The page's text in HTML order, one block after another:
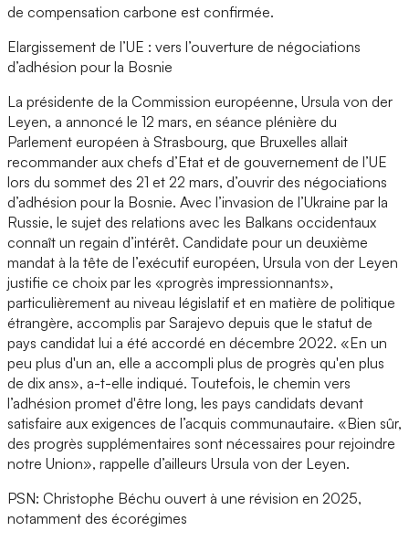
de compensation carbone est confirmée.
Elargissement de l’UE : vers l’ouverture de négociations
d’adhésion pour la Bosnie
La présidente de la Commission européenne, Ursula von der
Leyen, a annoncé le 12 mars, en séance plénière du
Parlement européen à Strasbourg, que Bruxelles allait
recommander aux chefs d’Etat et de gouvernement de l’UE
lors du sommet des 21 et 22 mars, d’ouvrir des négociations
d’adhésion pour la Bosnie. Avec l’invasion de l’Ukraine par la
Russie, le sujet des relations avec les Balkans occidentaux
connaît un regain d’intérêt. Candidate pour un deuxième
mandat à la tête de l’exécutif européen, Ursula von der Leyen
justifie ce choix par les «progrès impressionnants»,
particulièrement au niveau législatif et en matière de politique
étrangère, accomplis par Sarajevo depuis que le statut de
pays candidat lui a été accordé en décembre 2022. «En un
peu plus d'un an, elle a accompli plus de progrès qu'en plus
de dix ans», a-t-elle indiqué. Toutefois, le chemin vers
l’adhésion promet d'être long, les pays candidats devant
satisfaire aux exigences de l’acquis communautaire. «Bien sûr,
des progrès supplémentaires sont nécessaires pour rejoindre
notre Union», rappelle d’ailleurs Ursula von der Leyen.
PSN: Christophe Béchu ouvert à une révision en 2025,
notamment des écorégimes